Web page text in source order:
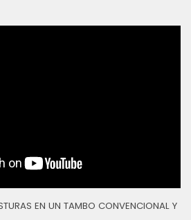
EN UN TAMBO CONVENCIONAL Y